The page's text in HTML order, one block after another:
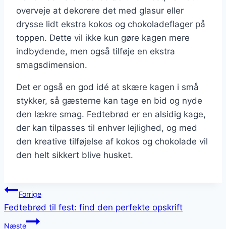
overveje at dekorere det med glasur eller
drysse lidt ekstra kokos og chokoladeflager på
toppen. Dette vil ikke kun gøre kagen mere
indbydende, men også tilføje en ekstra
smagsdimension.
Det er også en god idé at skære kagen i små
stykker, så gæsterne kan tage en bid og nyde
den lækre smag. Fedtebrød er en alsidig kage,
der kan tilpasses til enhver lejlighed, og med
den kreative tilføjelse af kokos og chokolade vil
den helt sikkert blive husket.
Indlægsnavigation
Forrige
Fedtebrød til fest: find den perfekte opskrift
Næste